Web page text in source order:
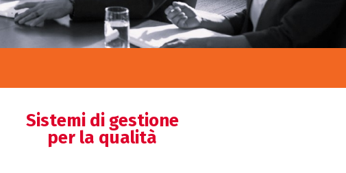
Sistemi di gestione
per la qualità